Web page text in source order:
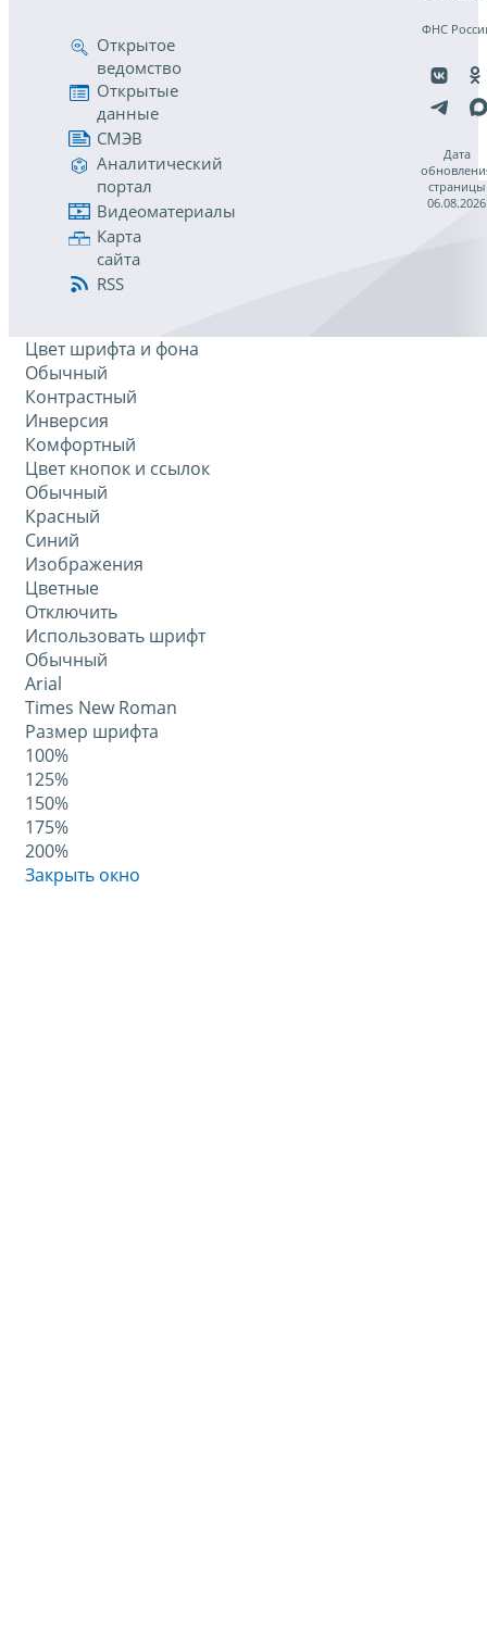
Открытое
ведомство
Открытые
данные
СМЭВ
Аналитический
портал
Видеоматериалы
Карта
сайта
RSS
ФНС
Дата
страницы
06.08.2026
Цвет шрифта и фона
Обычный
Контрастный
Инверсия
Комфортный
Цвет кнопок и ссылок
Обычный
Красный
Синий
Изображения
Цветные
Отключить
Использовать шрифт
Обычный
Arial
Times New Roman
Размер шрифта
100%
125%
150%
175%
200%
Закрыть окно